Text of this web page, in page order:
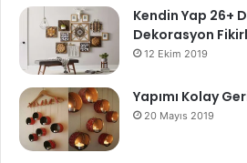
Kendin Yap 26+
Dekorasyon
12 Ekim 2019
Yapımı Kolay
20 Mayıs 2019